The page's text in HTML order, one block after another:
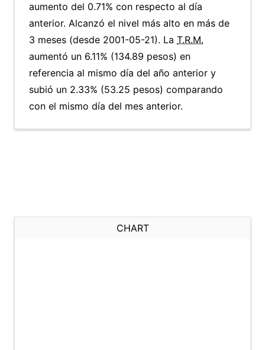
aumento del 0.71% con respecto al día
anterior. Alcanzó el nivel más alto en más de
3 meses (desde 2001-05-21). La T.R.M.
aumentó un 6.11% (134.89 pesos) en
referencia al mismo día del año anterior y
subió un 2.33% (53.25 pesos) comparando
con el mismo día del mes anterior.
CHART